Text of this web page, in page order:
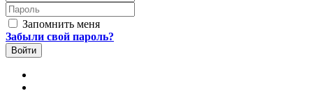
Пароль
Запомнить меня
Забыли свой пароль?